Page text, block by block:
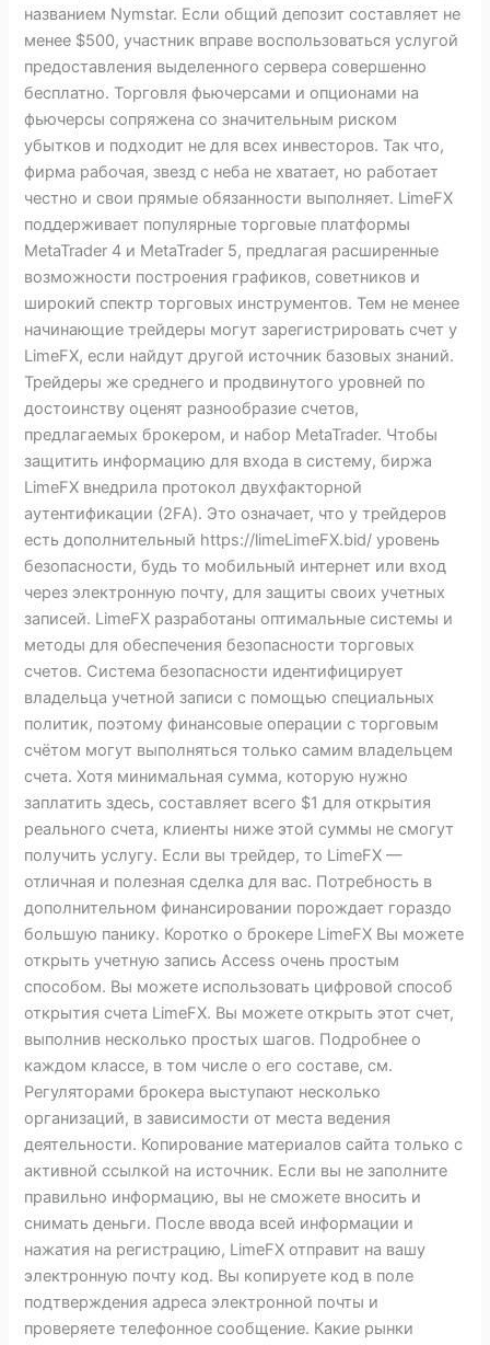
названием Nymstar. Если общий депозит составляет не
менее $500, участник вправе воспользоваться услугой
предоставления выделенного сервера совершенно
бесплатно. Торговля фьючерсами и опционами на
фьючерсы сопряжена со значительным риском
убытков и подходит не для всех инвесторов. Так что,
фирма рабочая, звезд с неба не хватает, но работает
честно и свои прямые обязанности выполняет. LimeFX
поддерживает популярные торговые платформы
MetaTrader 4 и MetaTrader 5, предлагая расширенные
возможности построения графиков, советников и
широкий спектр торговых инструментов. Тем не менее
начинающие трейдеры могут зарегистрировать счет у
LimeFX, если найдут другой источник базовых знаний.
Трейдеры же среднего и продвинутого уровней по
достоинству оценят разнообразие счетов,
предлагаемых брокером, и набор MetaTrader. Чтобы
защитить информацию для входа в систему, биржа
LimeFX внедрила протокол двухфакторной
аутентификации (2FA). Это означает, что у трейдеров
есть дополнительный https://limeLimeFX.bid/ уровень
безопасности, будь то мобильный интернет или вход
через электронную почту, для защиты своих учетных
записей. LimeFX разработаны оптимальные системы и
методы для обеспечения безопасности торговых
счетов. Система безопасности идентифицирует
владельца учетной записи с помощью специальных
политик, поэтому финансовые операции с торговым
счётом могут выполняться только самим владельцем
счета. Хотя минимальная сумма, которую нужно
заплатить здесь, составляет всего $1 для открытия
реального счета, клиенты ниже этой суммы не смогут
получить услугу. Если вы трейдер, то LimeFX —
отличная и полезная сделка для вас. Потребность в
дополнительном финансировании порождает гораздо
большую панику. Коротко о брокере LimeFX Вы можете
открыть учетную запись Access очень простым
способом. Вы можете использовать цифровой способ
открытия счета LimeFX. Вы можете открыть этот счет,
выполнив несколько простых шагов. Подробнее о
каждом классе, в том числе о его составе, см.
Регуляторами брокера выступают несколько
организаций, в зависимости от места ведения
деятельности. Копирование материалов сайта только с
активной ссылкой на источник. Если вы не заполните
правильно информацию, вы не сможете вносить и
снимать деньги. После ввода всей информации и
нажатия на регистрацию, LimeFX отправит на вашу
электронную почту код. Вы копируете код в поле
подтверждения адреса электронной почты и
проверяете телефонное сообщение. Какие рынки